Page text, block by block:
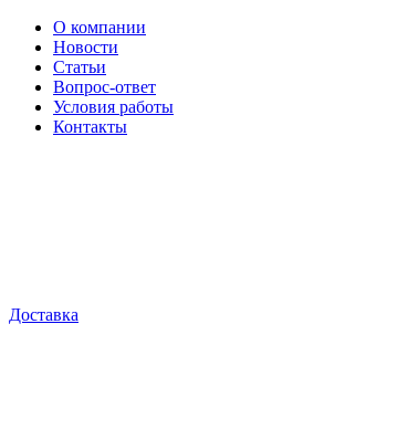
О компании
Новости
Статьи
Вопрос-ответ
Условия работы
Контакты
Доставка